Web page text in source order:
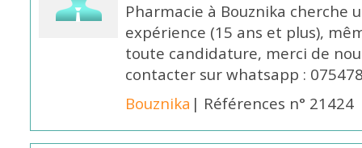
Pharmacie à Bouznika cherche
expérience (15 ans et plus),
toute candidature, merci de
contacter sur whatsapp :
Bouznika | Références n° 21424